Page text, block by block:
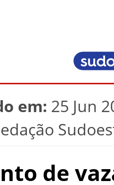
em: 25 Jun
de